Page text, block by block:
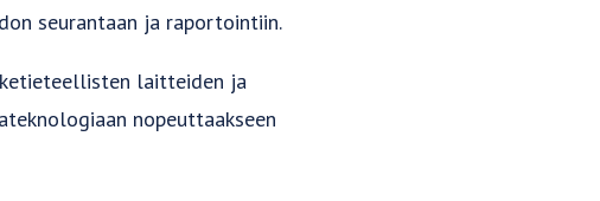
seurantaan ja raportointiin.
laitteiden ja
nopeuttaakseen